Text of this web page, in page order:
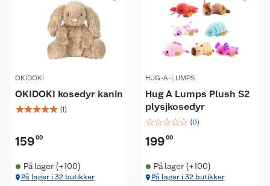
OKIDOKI
OKIDOKI kosedyr kanin
☆☆☆☆☆ (1)
15900
På lager (+100)
På lager i 32 butikker
HUG-A-LUMPS
Hug A Lumps Plush S2
plysjkosedyr
☆☆☆☆☆ (0)
19900
På lager (+100)
På lager i 32 butikker